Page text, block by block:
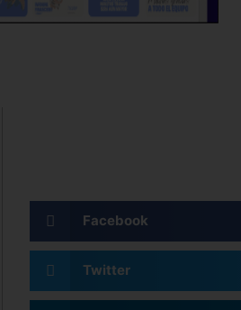
Facebook
Twitter